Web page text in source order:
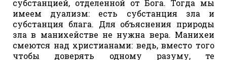
субстанцией, отделенной от Бога. Тогда мы
имеем дуализм: есть субстанция зла и
субстанция блага. Для объяснения природы
зла в манихействе не нужна вера. Манихеи
смеются над христианами: ведь, вместо того
чтобы доверять одному разуму, те